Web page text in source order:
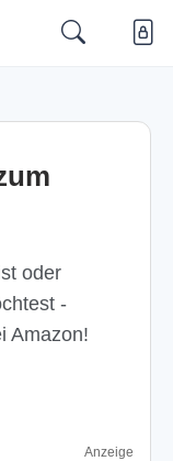
oder
-
Amazon!
Anzeige